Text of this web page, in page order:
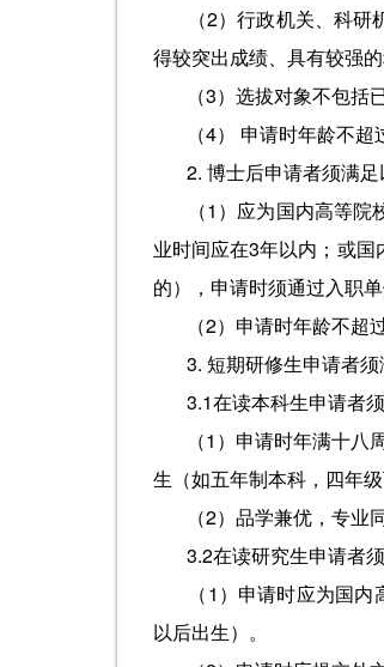
（2）行政机关、科
得较突出成绩、具有较强的
（3）选拔对象不包括
（4） 申请时年龄不
2. 博士后申请者须满足
（1）应为国内高等
业时间应在3年以内；或
的），申请时须通过入职
（2）申请时年龄不超
3. 短期研修生申请者须
3.1在读本科生申请者
（1）申请时年满十
生（如五年制本科，四年级
（2）品学兼优，专
3.2在读研究生申请者
（1）申请时应为国
以后出生）。